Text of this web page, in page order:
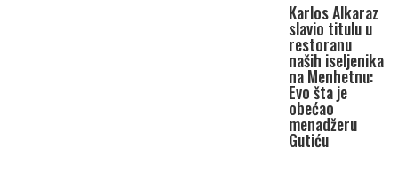
Karlos Alkaraz
slavio titulu u
restoranu
naših iseljenika
na Menhetnu:
Evo šta je
obećao
menadžeru
Gutiću